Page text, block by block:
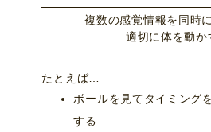
複数の感覚情報を同時
適切に体を動か
たとえば…
ボールを見てタイミング
する